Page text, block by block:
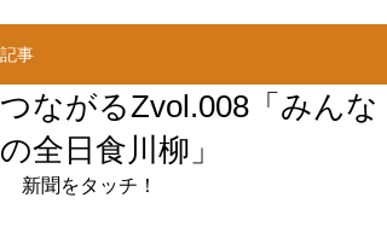
記事
つながるZvol.008「みんな
の全日食川柳」
新聞をタッチ！